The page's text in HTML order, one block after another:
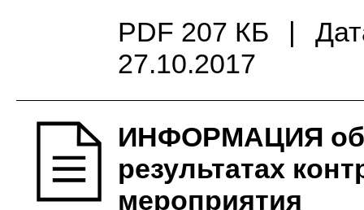
PDF 207 КБ
|
27.10.2017
ИНФОРМАЦИЯ об
результатах
мероприятия